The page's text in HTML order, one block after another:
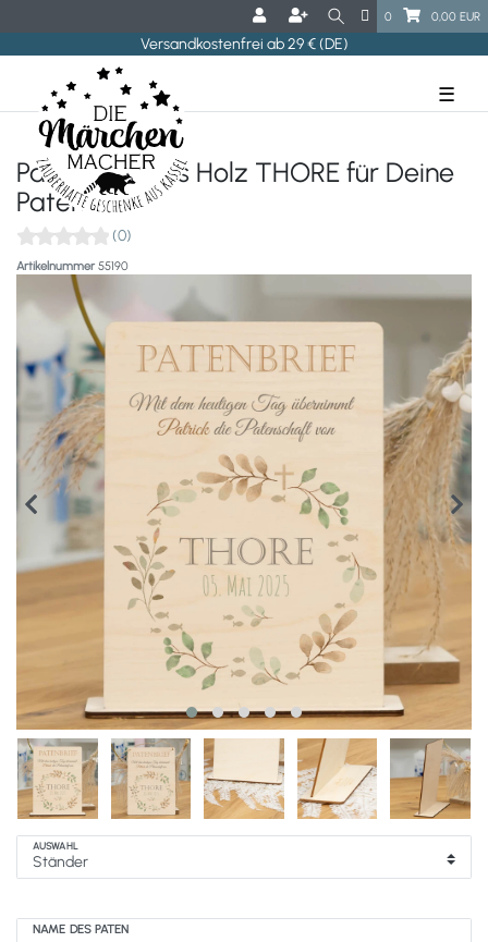
0 0,00 EUR
Versandkostenfrei ab 29 € (DE)
☰
Patenbrief aus Holz THORE für Deine
Paten
(0)
Artikelnummer 55190
AUSWAHL
NAME DES PATEN